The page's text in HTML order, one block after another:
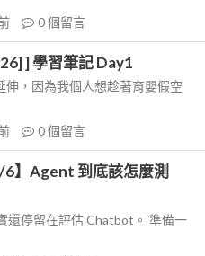
0個留言
] 學習筆記 Day1
，因為我個人想趁著育嬰假空
0個留言
6】Agent 到底該怎麼測
還停留在評估 Chatbot。 準備一